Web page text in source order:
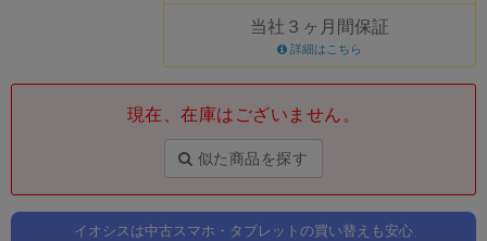
当社３ヶ月間保証
詳細はこちら
現在、在庫はございません。
似た商品を探す
イオシスは中古スマホ・タブレットの買い替えも安心
「スマートフォン」「タブレット」など
製造、販売メーカーの絞り込み
「Apple」「SONY」「SHARP」など